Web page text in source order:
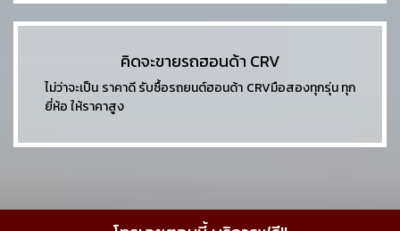
คิดจะขายรถฮอนด้า CRV
ไม่ว่าจะเป็น ราคาดี รับซื้อรถยนต์ฮอนด้า CRVมือสองทุกรุ่น ทุก
ยี่ห้อ ให้ราคาสูง